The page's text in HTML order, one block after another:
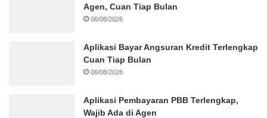
Agen, Cuan Tiap Bulan
06/08/2026
Aplikasi Bayar Angsuran Kredit Terlengkap
Cuan Tiap Bulan
06/08/2026
Aplikasi Pembayaran PBB Terlengkap,
Wajib Ada di Agen